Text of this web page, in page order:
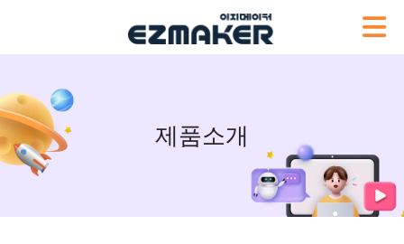
제품소개